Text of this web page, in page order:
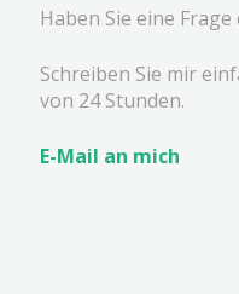
Haben Sie eine
Schreiben Sie mir
von 24 Stunden.
E-Mail an mich